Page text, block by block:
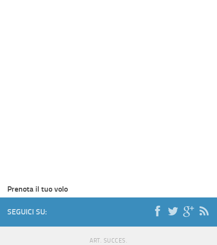
Prenota il tuo volo
SEGUICI SU:
ART. SUCCES.